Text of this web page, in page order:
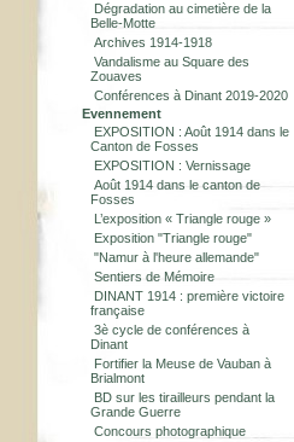
Dégradation au cimetière de la
Belle-Motte
Archives 1914-1918
Vandalisme au Square des
Zouaves
Conférences à Dinant 2019-2020
Evennement
EXPOSITION : Août 1914 dans le
Canton de Fosses
EXPOSITION : Vernissage
Août 1914 dans le canton de
Fosses
L’exposition « Triangle rouge »
Exposition "Triangle rouge"
"Namur à l'heure allemande"
Sentiers de Mémoire
DINANT 1914 : première victoire
française
3è cycle de conférences à
Dinant
Fortifier la Meuse de Vauban à
Brialmont
BD sur les tirailleurs pendant la
Grande Guerre
Concours photographique